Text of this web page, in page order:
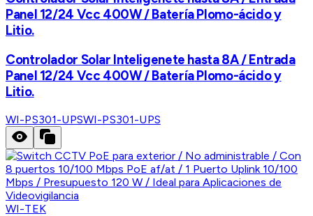
Panel 12/24 Vcc 400W / Batería Plomo-ácido y
Litio.
Controlador Solar Inteligenete hasta 8A / Entrada
Panel 12/24 Vcc 400W / Batería Plomo-ácido y
Litio.
WI-PS301-UPSWI-PS301-UPS
WI-TEK